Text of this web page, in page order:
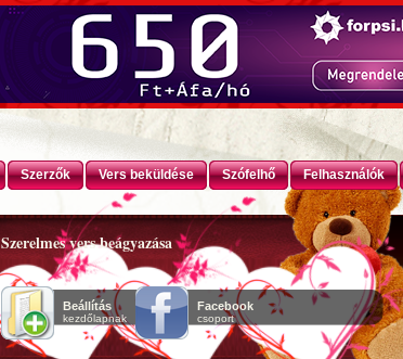
Szerzők Vers beküldése Szófelhő Felhasználók
Szerelmes vers beágyazása
Beállítás
kezdőlapnak
Facebook
csoport